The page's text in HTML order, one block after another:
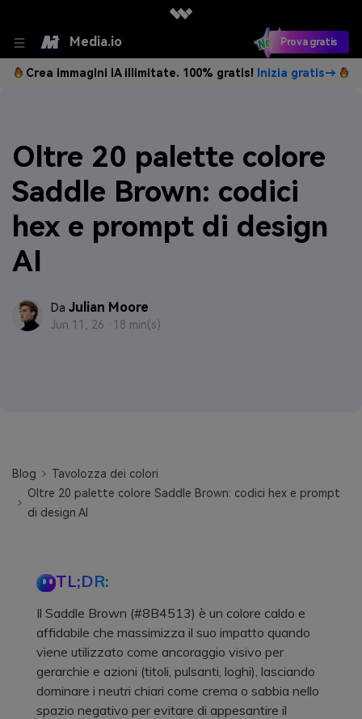
Media.io Prova gratis
Crea immagini IA illimitate. 100% gratis! Inizia gratis→
Oltre 20 palette colore
Saddle Brown: codici
hex e prompt di design
AI
Da Julian Moore
Jun 11, 26 · 18 min(s)
Blog
Tavolozza dei colori
Oltre 20 palette colore Saddle Brown: codici hex e prompt
di design AI
TL;DR:
Il Saddle Brown (#8B4513) è un colore caldo e
affidabile che massimizza il suo impatto quando
viene utilizzato come ancoraggio visivo per
gerarchie e azioni (titoli, pulsanti, loghi), lasciando
dominare i neutri chiari come crema o sabbia nello
spazio negativo per evitare di appesantire il